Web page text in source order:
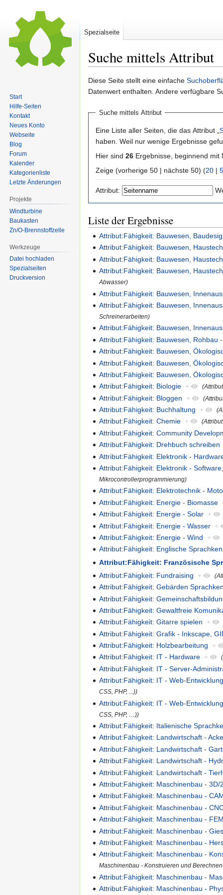
Suche mittels Attribut
Zur
Navigation
Zur
Suche
Diese Seite stellt eine einfache
Datenwert enthalten. Andere verfügbare
Suche mittels Attribut
Eine Liste aller Seiten, die das Attribut „
haben. Weil nur wenige Ergebnisse
Hier sind 26 Ergebnisse, beginnend
Zeige (vorherige 50 | nächste 50) (20 |
Attribut:
Liste der Ergebnisse
Attribut:Fähigkeit: Bauwesen,
Attribut:Fähigkeit: Bauwesen,
Attribut:Fähigkeit: Bauwesen,
Attribut:Fähigkeit: Bauwesen,
Abwasser)
Attribut:Fähigkeit: Bauwesen,
Attribut:Fähigkeit: Bauwesen,
Schreinerarbeiten)
Attribut:Fähigkeit: Bauwesen,
Attribut:Fähigkeit: Bauwesen, Rohbau
Attribut:Fähigkeit: Bauwesen,
Attribut:Fähigkeit: Bauwesen,
Attribut:Fähigkeit: Bauwesen,
Attribut:Fähigkeit: Biologie +
Attribut:Fähigkeit: Bloggen +
Attribut:Fähigkeit: Buchhaltung +
Attribut:Fähigkeit: Chemie +
Attribut:Fähigkeit: Community
Attribut:Fähigkeit: Drehbuch schreiben
Attribut:Fähigkeit: Elektronik -
Attribut:Fähigkeit: Elektronik -
Mikrocontrollerprogrammierung)
Attribut:Fähigkeit: Elektrotechnik -
Attribut:Fähigkeit: Energie - Biomasse
Attribut:Fähigkeit: Energie - Solar +
Attribut:Fähigkeit: Energie - Wasser +
Attribut:Fähigkeit: Energie - Wind
+
Attribut:Fähigkeit: Englische
Attribut:Fähigkeit: Französische
Attribut:Fähigkeit: Fundraising
+
Attribut:Fähigkeit: Gebärden
Attribut:Fähigkeit:
Attribut:Fähigkeit: Gewaltfreie
Attribut:Fähigkeit: Gitarre spielen
+
Attribut:Fähigkeit: Grafik - Inkscape,
Attribut:Fähigkeit: Holzbearbeitung
+
Attribut:Fähigkeit: IT - Hardware +
Attribut:Fähigkeit: IT - Server-
Attribut:Fähigkeit: IT - Web-
CSS, PHP, ...))
Attribut:Fähigkeit: IT - Web-
CSS, PHP, …))
Attribut:Fähigkeit: Italienische
Attribut:Fähigkeit: Landwirtschaft -
Attribut:Fähigkeit: Landwirtschaft -
Attribut:Fähigkeit: Landwirtschaft -
Attribut:Fähigkeit: Landwirtschaft -
Attribut:Fähigkeit: Maschinenbau - 3D/
Attribut:Fähigkeit: Maschinenbau -
Attribut:Fähigkeit: Maschinenbau -
Attribut:Fähigkeit: Maschinenbau -
Attribut:Fähigkeit: Maschinenbau -
Attribut:Fähigkeit: Maschinenbau -
Attribut:Fähigkeit: Maschinenbau -
Maschinenbau - Konstruieren und
Attribut:Fähigkeit: Maschinenbau -
Attribut:Fähigkeit: Maschinenbau -
Spezialseite
Start
Hilfe-Seiten
Kontakt
Neues Konto
Webseite
Blog
Forum
Kalender
Kategorienliste
Letzte Änderungen
Projekte
Windturbine
Baukasten
Zn/O-Brennstoffzelle
Werkzeuge
Datei hochladen
Spezialseiten
Druckversion